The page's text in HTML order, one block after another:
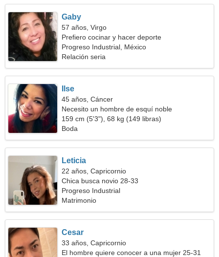
Gaby
57 años, Virgo
Prefiero cocinar y hacer deporte
Progreso Industrial, México
Relación seria
Ilse
45 años, Cáncer
Necesito un hombre de esquí noble
159 cm (5'3"), 68 kg (149 libras)
Boda
Leticia
22 años, Capricornio
Chica busca novio 28-33
Progreso Industrial
Matrimonio
Cesar
33 años, Capricornio
El hombre quiere conocer a una mujer 25-31